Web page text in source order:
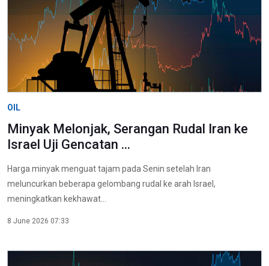
OIL
Minyak Melonjak, Serangan Rudal Iran ke
Israel Uji Gencatan ...
Harga minyak menguat tajam pada Senin setelah Iran
meluncurkan beberapa gelombang rudal ke arah Israel,
meningkatkan kekhawat...
8 June 2026 07:33